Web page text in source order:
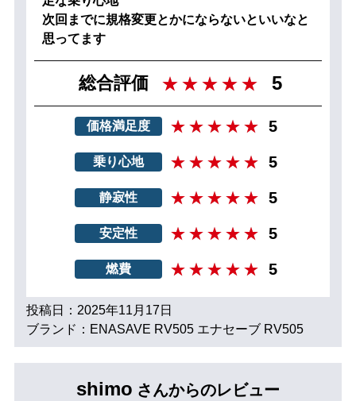
次回までに規格変更とかにならないといいなと
思ってます
総合評価 5
価格満足度 5
乗り心地 5
静寂性 5
安定性 5
燃費 5
投稿日：2025年11月17日
ブランド：ENASAVE RV505 エナセーブ RV505
shimo さんからのレビュー